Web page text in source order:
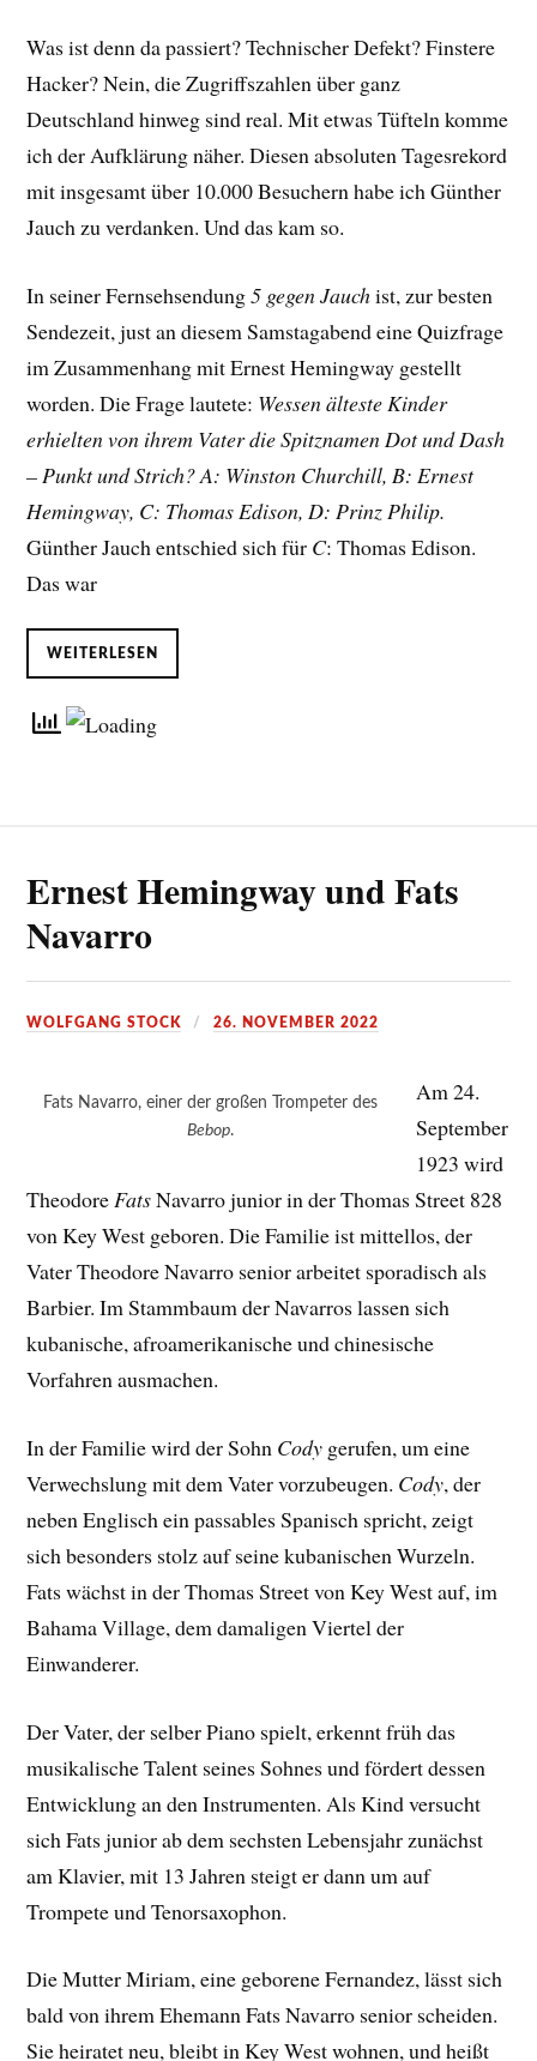
Was ist denn da passiert? Technischer Defekt? Finstere
Hacker? Nein, die Zugriffszahlen über ganz
Deutschland hinweg sind real. Mit etwas Tüfteln komme
ich der Aufklärung näher. Diesen absoluten Tagesrekord
mit insgesamt über 10.000 Besuchern habe ich Günther
Jauch zu verdanken. Und das kam so.
In seiner Fernsehsendung5 gegen Jauchist, zur besten
Sendezeit, just an diesem Samstagabend eine Quizfrage
im Zusammenhang mit Ernest Hemingway gestellt
worden. Die Frage lautete: Wessen älteste Kinder
erhielten von ihrem Vater die Spitznamen Dot und Dash
– Punkt und Strich? A: Winston Churchill, B: Ernest
Hemingway, C: Thomas Edison, D: Prinz Philip.
Günther Jauch entschied sich für C: Thomas Edison.
Das war
WEITERLESEN
Ernest Hemingway und Fats
Navarro
WOLFGANG STOCK 26. NOVEMBER 2022
Fats Navarro, einer der großen Trompeter des
Bebop.
Am 24.
September
1923 wird
TheodoreFatsNavarro junior in der Thomas Street 828
von Key West geboren. Die Familie ist mittellos, der
Vater Theodore Navarro senior arbeitet sporadisch als
Barbier. Im Stammbaum der Navarros lassen sich
kubanische, afroamerikanische und chinesische
Vorfahren ausmachen.
In der Familie wird der Sohn Cody gerufen, um eine
Verwechslung mit dem Vater vorzubeugen. Cody, der
neben Englisch ein passables Spanisch spricht, zeigt
sich besonders stolz auf seine kubanischen Wurzeln.
Fats wächst in der Thomas Street von Key West auf, im
Bahama Village, dem damaligen Viertel der
Einwanderer.
Der Vater, der selber Piano spielt, erkennt früh das
musikalische Talent seines Sohnes und fördert dessen
Entwicklung an den Instrumenten. Als Kind versucht
sich Fats junior ab dem sechsten Lebensjahr zunächst
am Klavier, mit 13 Jahren steigt er dann um auf
Trompete und Tenorsaxophon.
Die Mutter Miriam, eine geborene Fernandez, lässt sich
bald von ihrem Ehemann Fats Navarro senior scheiden.
Sie heiratet neu, bleibt in Key West wohnen, und heißt